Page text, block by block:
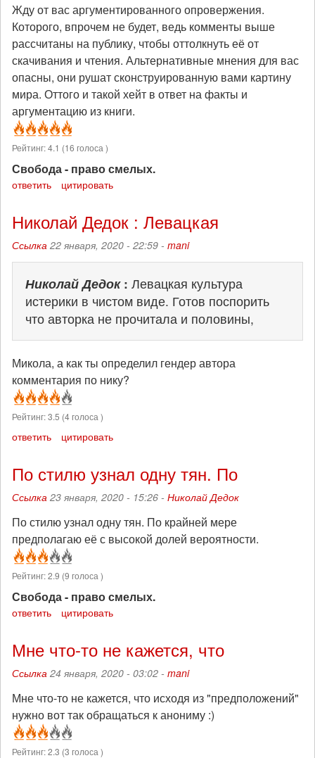
Жду от вас аргументированного опровержения.
Которого, впрочем не будет, ведь комменты выше
рассчитаны на публику, чтобы оттолкнуть её от
скачивания и чтения. Альтернативные мнения для вас
опасны, они рушат сконструированную вами картину
мира. Оттого и такой хейт в ответ на факты и
аргументацию из книги.
Рейтинг:4.1 (16 голоса )
Свобода - право смелых.
ответить цитировать
Николай Дедок : Левацкая
Ссылка 22 января, 2020 - 22:59 - mani
Николай Дедок: Левацкая культура
истерики в чистом виде. Готов поспорить
что авторка не прочитала и половины,
Микола, а как ты определил гендер автора
комментария по нику?
Рейтинг:3.5 (4голоса )
ответить цитировать
По стилю узнал одну тян. По
Ссылка 23 января, 2020 - 15:26 - Николай Дедок
По стилю узнал одну тян. По крайней мере
предполагаю её с высокой долей вероятности.
Рейтинг:2.9 (9 голоса )
Свобода - право смелых.
ответить цитировать
Мне что-то не кажется, что
Ссылка 24 января, 2020 - 03:02 - mani
Мне что-то не кажется, что исходя из "предположений"
нужно вот так обращаться к анониму :)
Рейтинг:2.3 (3 голоса )